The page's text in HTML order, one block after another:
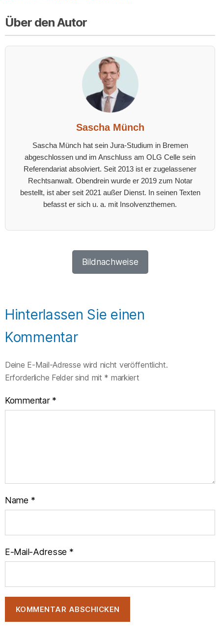
Über den Autor
Sascha Münch
Sascha Münch hat sein Jura-Studium in Bremen
abgeschlossen und im Anschluss am OLG Celle sein
Referendariat absolviert. Seit 2013 ist er zugelassener
Rechtsanwalt. Obendrein wurde er 2019 zum Notar
bestellt, ist aber seit 2021 außer Dienst. In seinen Texten
befasst er sich u. a. mit Insolvenzthemen.
Bildnachweise
Hinterlassen Sie einen
Kommentar
Deine E-Mail-Adresse wird nicht veröffentlicht.
Erforderliche Felder sind mit * markiert
Kommentar *
Name *
E-Mail-Adresse *